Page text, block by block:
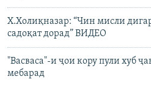
Х.Холиқназар: “Чин мисли
садоқат дорад” ВИДЕО
"Васваса"-и ҷои кору пули хуб
мебарад